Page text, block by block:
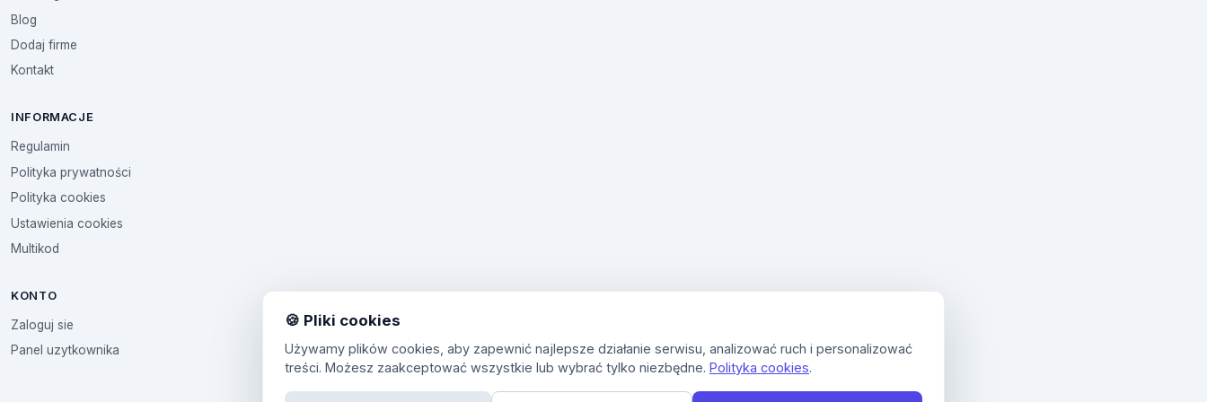
Blog
Dodaj firme
Kontakt
INFORMACJE
Regulamin
Polityka prywatności
Polityka cookies
Ustawienia cookies
Multikod
KONTO
Zaloguj sie
Panel uzytkownika
🍪 Pliki cookies
Używamy plików cookies, aby zapewnić najlepsze działanie serwisu, analizować ruch i personalizować
treści. Możesz zaakceptować wszystkie lub wybrać tylko niezbędne. Polityka cookies.